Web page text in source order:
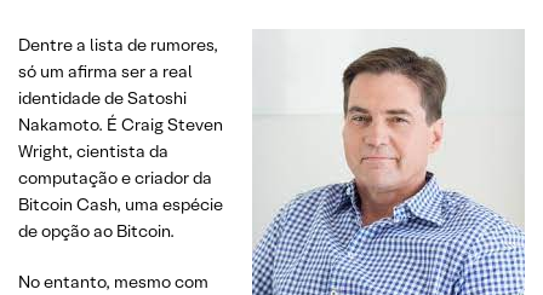
Dentre a lista de rumores,
só um afirma ser a real
identidade de Satoshi
Nakamoto. É Craig Steven
Wright, cientista da
computação e criador da
Bitcoin Cash, uma espécie
de opção ao Bitcoin.
No entanto, mesmo com